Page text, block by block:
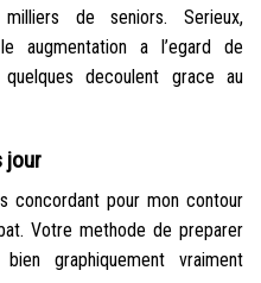
de seniors. Serieux,
augmentation a l’egard de
decoulent grace au
jour
concordant pour mon contour
Votre methode de preparer
graphiquement vraiment